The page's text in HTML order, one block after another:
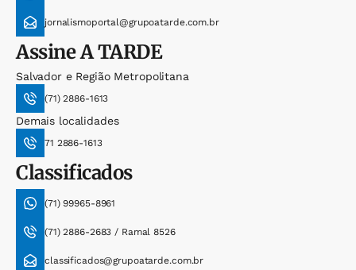
jornalismoportal@grupoatarde.com.br
AssineA TARDE
Salvador e Região Metropolitana
(71) 2886-1613
Demais localidades
71 2886-1613
Classificados
(71) 99965-8961
(71) 2886-2683 / Ramal 8526
classificados@grupoatarde.com.br